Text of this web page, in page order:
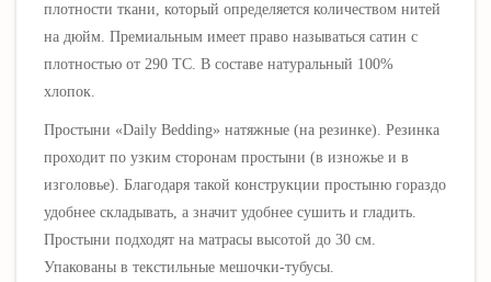
плотности ткани, который определяется количеством нитей
на дюйм. Премиальным имеет право называться сатин с
плотностью от 290 ТС. В составе натуральный 100%
хлопок.
Простыни «Daily Bedding» натяжные (на резинке). Резинка
проходит по узким сторонам простыни (в изножье и в
изголовье). Благодаря такой конструкции простыню гораздо
удобнее складывать, а значит удобнее сушить и гладить.
Простыни подходят на матрасы высотой до 30 см.
Упакованы в текстильные мешочки-тубусы.